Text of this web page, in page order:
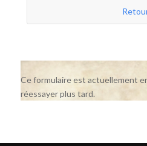
Ce formulaire est actuellement
réessayer plus tard.